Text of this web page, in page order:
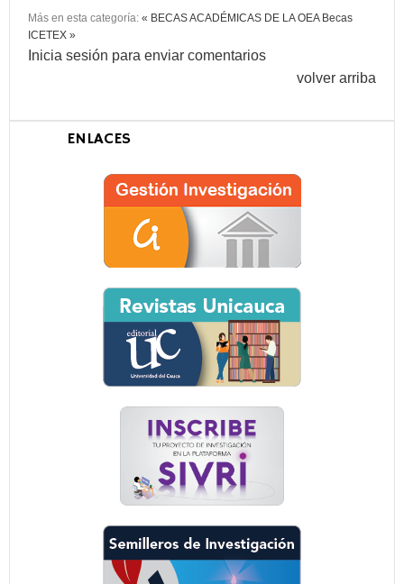
Más en esta categoría: « BECAS ACADÉMICAS DE LA OEA Becas
ICETEX »
Inicia sesión para enviar comentarios
volver arriba
ENLACES